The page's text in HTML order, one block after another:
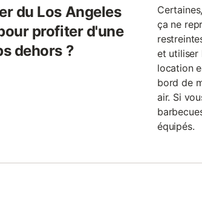
du Los Angeles
profiter d'une
dehors ?
ça ne
et utiliser
location
bord de
air. Si
équipés.